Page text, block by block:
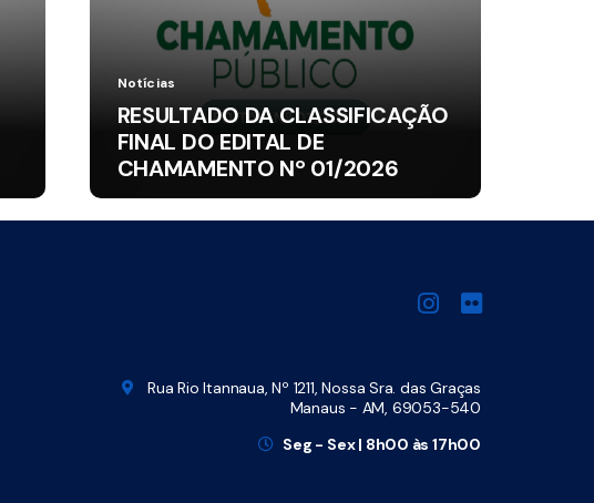
Notícias
RESULTADO DA CLASSIFICAÇÃO
FINAL DO EDITAL DE
CHAMAMENTO Nº 01/2026
Rua Rio Itannaua, Nº 1211, Nossa Sra. das Graças
Manaus - AM, 69053-540
Seg - Sex | 8h00 às 17h00